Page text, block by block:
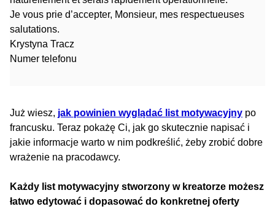
Je vous prie d’accepter, Monsieur, mes respectueuses
salutations.
Krystyna Tracz
Numer telefonu
Już wiesz, jak powinien wyglądać list motywacyjny po
francusku. Teraz pokażę Ci, jak go skutecznie napisać i
jakie informacje warto w nim podkreślić, żeby zrobić dobre
wrażenie na pracodawcy.
Każdy list motywacyjny stworzony w kreatorze możesz
łatwo edytować i dopasować do konkretnej oferty